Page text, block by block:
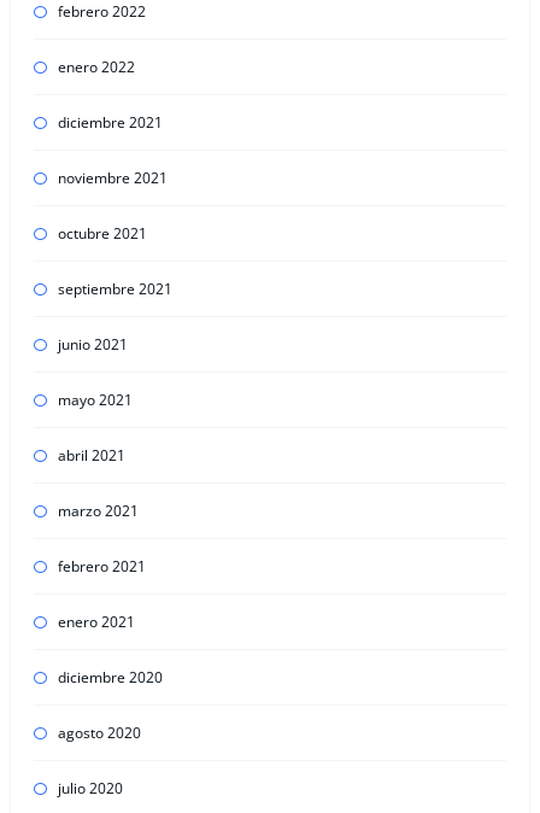
febrero 2022
enero 2022
diciembre 2021
noviembre 2021
octubre 2021
septiembre 2021
junio 2021
mayo 2021
abril 2021
marzo 2021
febrero 2021
enero 2021
diciembre 2020
agosto 2020
julio 2020